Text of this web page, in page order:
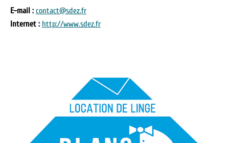
E-mail : contact@sdez.fr
Internet : http://www.sdez.fr